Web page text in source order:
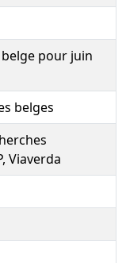
pour juin
belges
Viaverda